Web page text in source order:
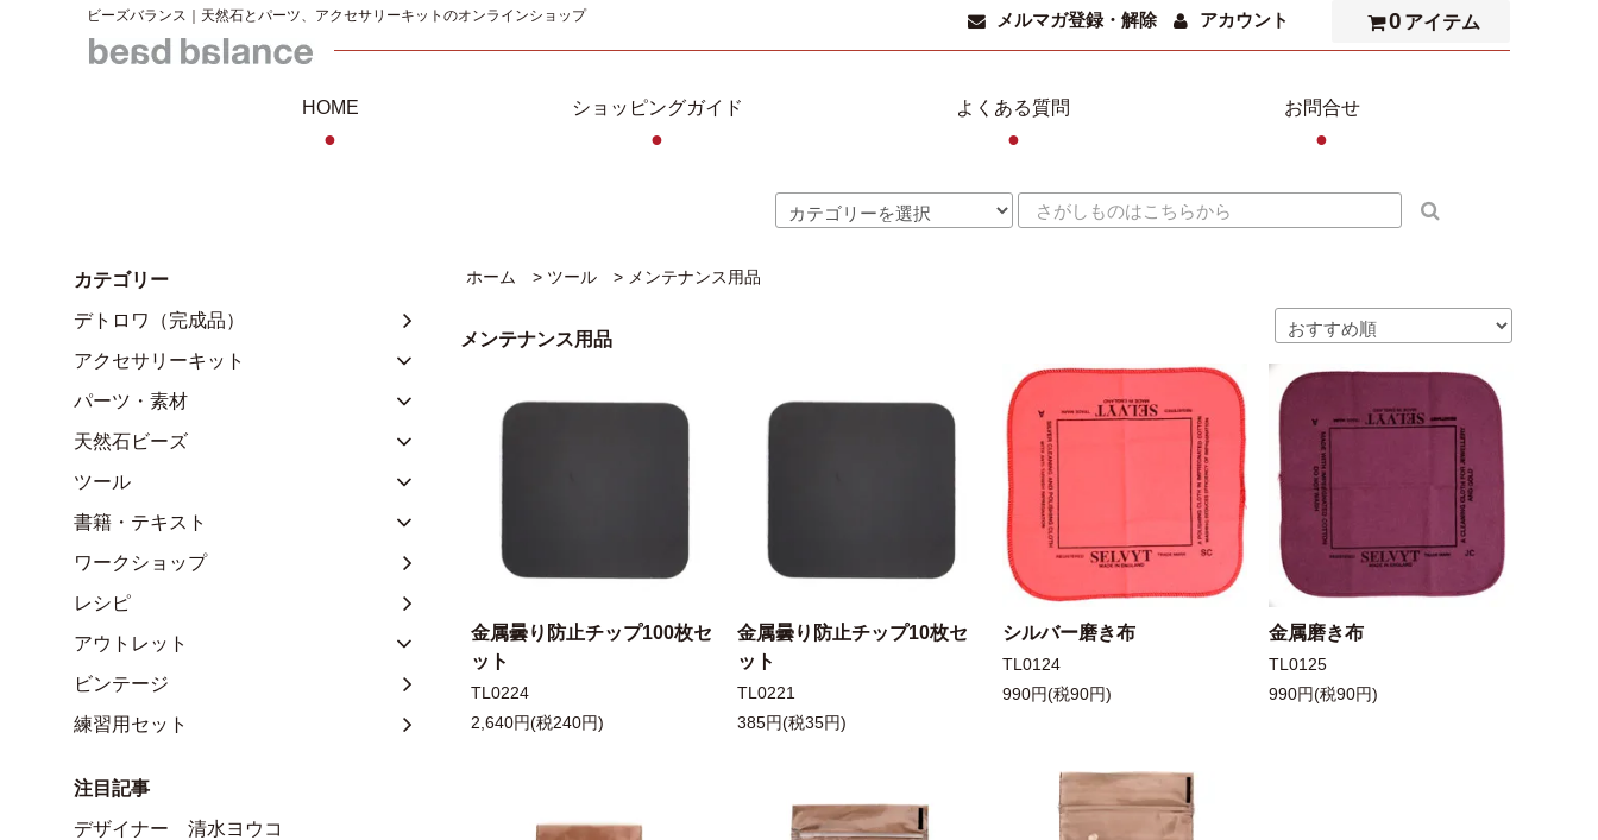
ビーズバランス｜天然石とパーツ、アクセサリーキットのオンラインショップ メルマガ登録・解除 アカウント 0 アイテム
HOME
●
ショッピングガイド
●
よくある質問
●
お問合せ
●
ホーム > ツール > メンテナンス用品
メンテナンス用品
金属曇り防止チップ100枚セ
ット
TL0224
2,640円(税240円)
金属曇り防止チップ10枚セ
ット
TL0221
385円(税35円)
シルバー磨き布
TL0124
990円(税90円)
金属磨き布
TL0125
990円(税90円)
カテゴリー
デトロワ（完成品）
アクセサリーキット
パーツ・素材
天然石ビーズ
ツール
書籍・テキスト
ワークショップ
レシピ
アウトレット
ビンテージ
練習用セット
注目記事
デザイナー 清水ヨウコ